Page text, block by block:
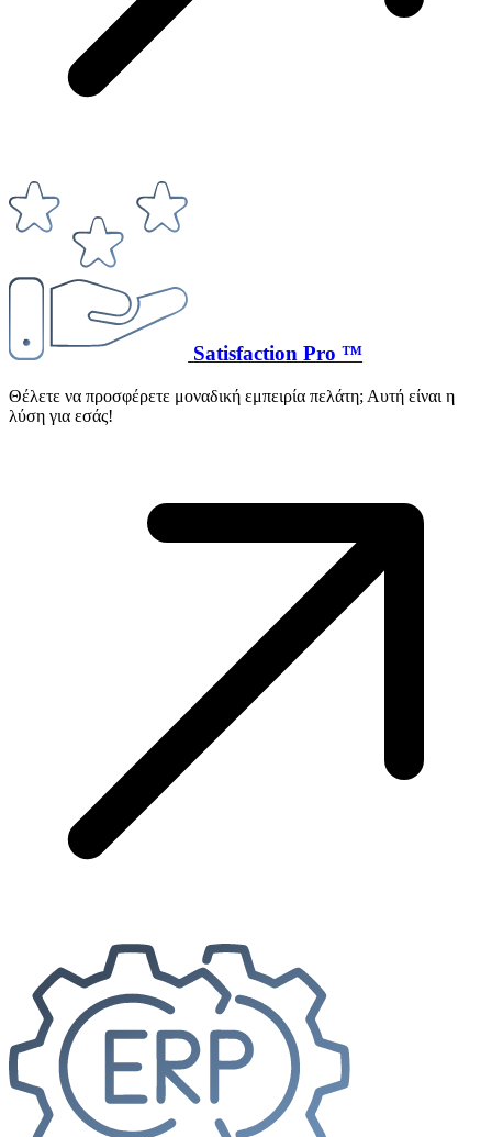
Satisfaction Pro ™
Θέλετε να προσφέρετε μοναδική εμπειρία πελάτη; Αυτή είναι η
λύση για εσάς!